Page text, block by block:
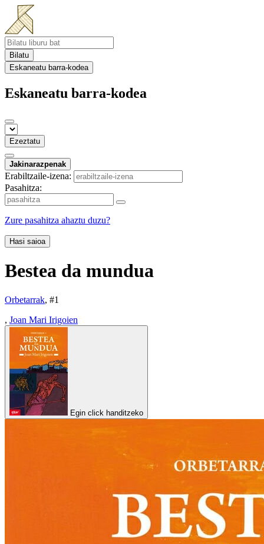
Bilatu
Eskaneatu barra-kodea
Eskaneatu barra-kodea
Ezeztatu
Jakinarazpenak
Erabiltzaile-izena:
Pasahitza:
Zure pasahitza ahaztu duzu?
Hasi saioa
Bestea da mundua
Orbetarrak, #1
, Joan Mari Irigoien
Egin click handitzeko